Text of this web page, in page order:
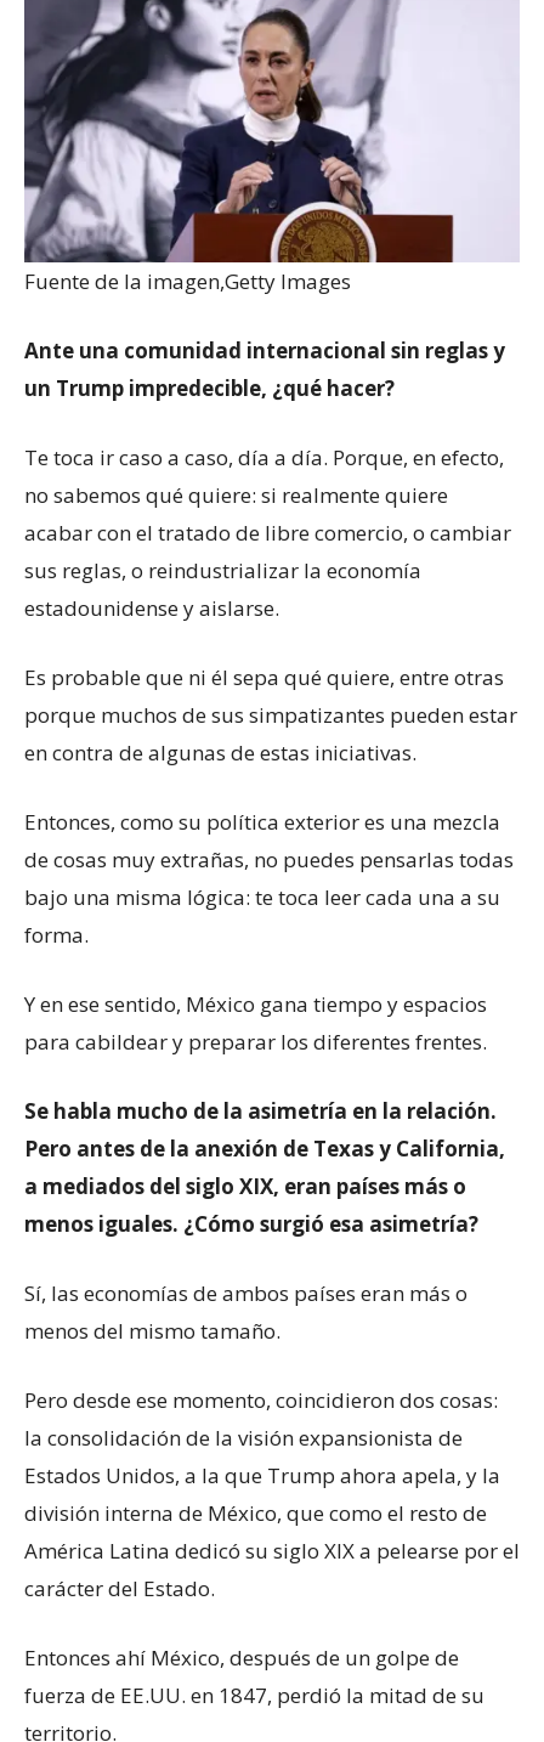
Fuente de la imagen,Getty Images
Ante una comunidad internacional sin reglas y
un Trump impredecible, ¿qué hacer?
Te toca ir caso a caso, día a día. Porque, en efecto,
no sabemos qué quiere: si realmente quiere
acabar con el tratado de libre comercio, o cambiar
sus reglas, o reindustrializar la economía
estadounidense y aislarse.
Es probable que ni él sepa qué quiere, entre otras
porque muchos de sus simpatizantes pueden estar
en contra de algunas de estas iniciativas.
Entonces, como su política exterior es una mezcla
de cosas muy extrañas, no puedes pensarlas todas
bajo una misma lógica: te toca leer cada una a su
forma.
Y en ese sentido, México gana tiempo y espacios
para cabildear y preparar los diferentes frentes.
Se habla mucho de la asimetría en la relación.
Pero antes de la anexión de Texas y California,
a mediados del siglo XIX, eran países más o
menos iguales. ¿Cómo surgió esa asimetría?
Sí, las economías de ambos países eran más o
menos del mismo tamaño.
Pero desde ese momento, coincidieron dos cosas:
la consolidación de la visión expansionista de
Estados Unidos, a la que Trump ahora apela, y la
división interna de México, que como el resto de
América Latina dedicó su siglo XIX a pelearse por el
carácter del Estado.
Entonces ahí México, después de un golpe de
fuerza de EE.UU. en 1847, perdió la mitad de su
territorio.